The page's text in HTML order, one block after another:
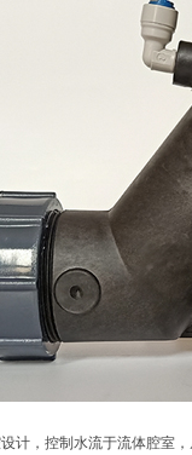
计，控制水流于流体腔室